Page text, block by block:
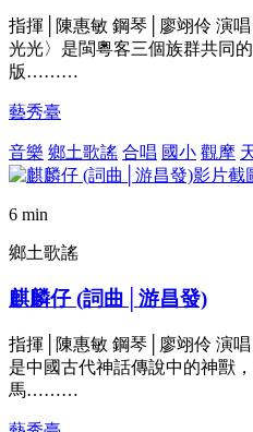
指揮│陳惠敏 鋼琴│廖翊伶 演
光光〉是閩粵客三個族群共同
版………
藝秀臺
音樂 鄉土歌謠 合唱 國小 觀摩
6 min
鄉土歌謠
麒麟仔 (詞曲│游昌發)
指揮│陳惠敏 鋼琴│廖翊伶 演
是中國古代神話傳說中的神獸
馬………